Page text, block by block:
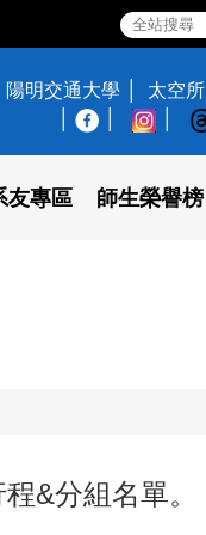
陽明交通大學 太空所
友專區 師生榮譽榜
&分組名單。